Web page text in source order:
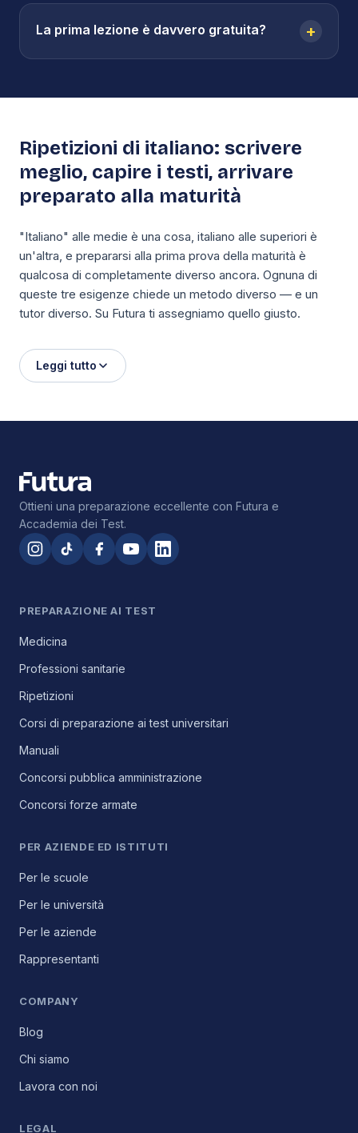
La prima lezione è davvero gratuita? +
Ripetizioni di italiano: scrivere
meglio, capire i testi, arrivare
preparato alla maturità
"Italiano" alle medie è una cosa, italiano alle superiori è
un'altra, e prepararsi alla prima prova della maturità è
qualcosa di completamente diverso ancora. Ognuna di
queste tre esigenze chiede un metodo diverso — e un
tutor diverso. Su Futura ti assegniamo quello giusto.
Leggi tutto
Ottieni una preparazione eccellente con Futura e
Accademia dei Test.
PREPARAZIONE AI TEST
Medicina
Professioni sanitarie
Ripetizioni
Corsi di preparazione ai test universitari
Manuali
Concorsi pubblica amministrazione
Concorsi forze armate
PER AZIENDE ED ISTITUTI
Per le scuole
Per le università
Per le aziende
Rappresentanti
COMPANY
Blog
Chi siamo
Lavora con noi
LEGAL